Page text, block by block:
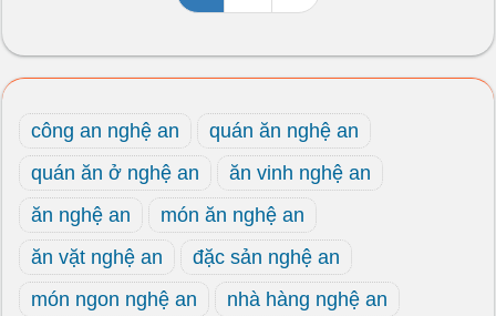
công an nghệ an
quán ăn nghệ an
quán ăn ở nghệ an
ăn vinh nghệ an
ăn nghệ an
món ăn nghệ an
ăn vặt nghệ an
đặc sản nghệ an
món ngon nghệ an
nhà hàng nghệ an